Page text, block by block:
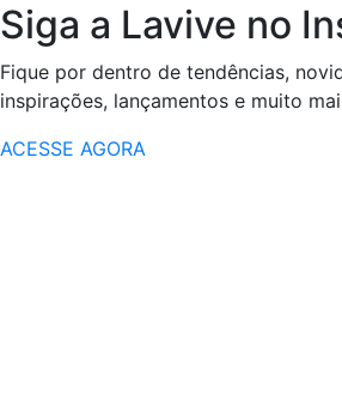
Siga a Lavive no
Fique por dentro de tendências,
inspirações, lançamentos e muito
ACESSE AGORA